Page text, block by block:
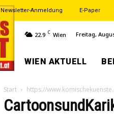
Newsletter-Anmeldung E-Paper
22.9 C Wien Freitag,
WIEN AKTUELL
Start https://